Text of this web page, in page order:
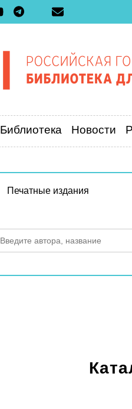
Библиотека Новости
Печатные издания